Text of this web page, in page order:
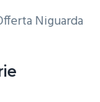
Niguarda